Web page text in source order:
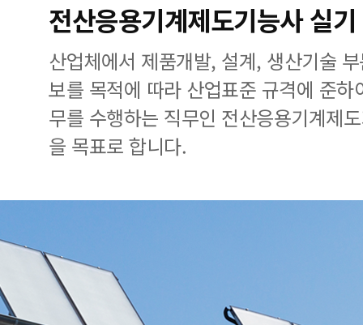
전산응용기계제도기능사 실기
산업체에서 제품개발, 설계, 생산기술
보를 목적에 따라 산업표준 규격에 준
무를 수행하는 직무인 전산응용기계제
을 목표로 합니다.